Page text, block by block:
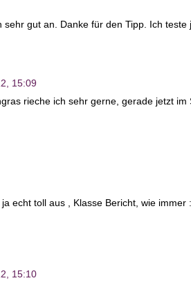
sehr gut an. Danke für den Tipp. Ich
15:09
rieche ich sehr gerne, gerade jetzt im
echt toll aus , Klasse Bericht, wie immer
15:10